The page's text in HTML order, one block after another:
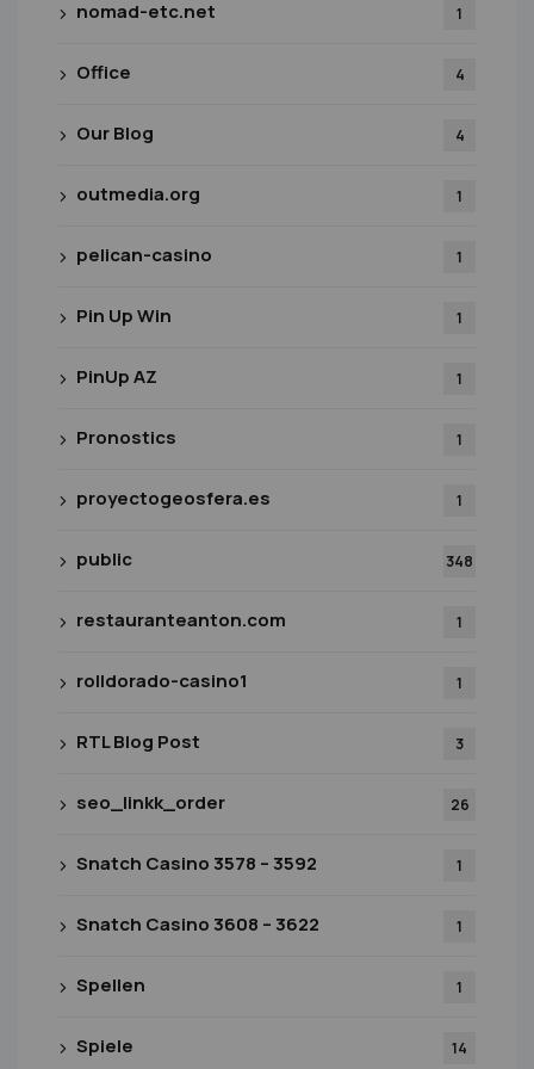
nomad-etc.net 1
Office 4
Our Blog 4
outmedia.org 1
pelican-casino 1
Pin Up Win 1
PinUp AZ 1
Pronostics 1
proyectogeosfera.es 1
public 348
restauranteanton.com 1
rolldorado-casino1 1
RTL Blog Post 3
seo_linkk_order 26
Snatch Casino 3578 – 3592 1
Snatch Casino 3608 – 3622 1
Spellen 1
Spiele 14